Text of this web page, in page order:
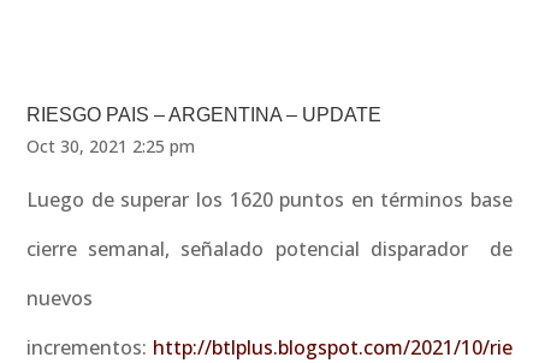
RIESGO PAIS – ARGENTINA – UPDATE
Oct 30, 2021 2:25 pm
Luego de superar los 1620 puntos en términos base
cierre semanal, señalado potencial disparador de
nuevos
incrementos: http://btlplus.blogspot.com/2021/10/rie